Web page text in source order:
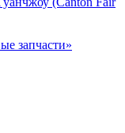
запчасти»